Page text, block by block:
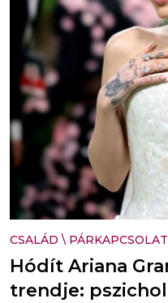
CSALÁD \ PÁRKAPCSOLAT
Hódít Ariana
trendje: